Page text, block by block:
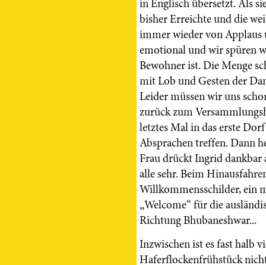
in Englisch übersetzt. Als
bisher Erreichte und die
immer wieder von
emotional und wir spüren
Bewohner ist. Die Menge
mit Lob und Gesten der
Leider müssen wir uns
zurück zum
letztes Mal in das erste
Absprachen treffen. Dann
Frau drückt Ingrid dankbar
alle sehr. Beim
Willkommensschilder, ein
„Welcome“ für die
Richtung Bhubaneshwar...
Inzwischen ist es fast halb
Haferflockenfrühstück